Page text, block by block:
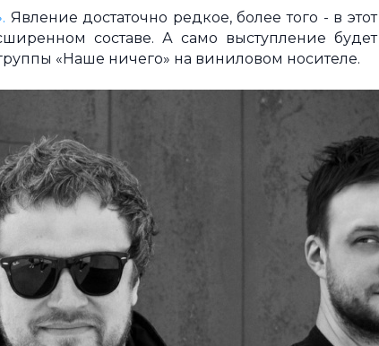
Явление достаточно редкое, более того - в этот
составе. А само выступление будет
«Наше ничего» на виниловом носителе.